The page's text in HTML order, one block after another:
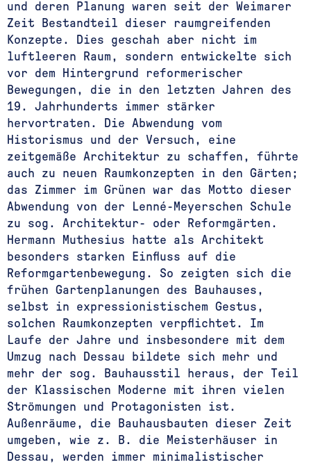
und deren Planung waren seit der Weimarer
Zeit Bestandteil dieser raumgreifenden
Konzepte. Dies geschah aber nicht im
luftleeren Raum, sondern entwickelte sich
vor dem Hintergrund reformerischer
Bewegungen, die in den letzten Jahren des
19. Jahrhunderts immer stärker
hervortraten. Die Abwendung vom
Historismus und der Versuch, eine
zeitgemäße Architektur zu schaffen, führte
auch zu neuen Raumkonzepten in den Gärten;
das Zimmer im Grünen war das Motto dieser
Abwendung von der Lenné-Meyerschen Schule
zu sog. Architektur- oder Reformgärten.
Hermann Muthesius hatte als Architekt
besonders starken Einfluss auf die
Reformgartenbewegung. So zeigten sich die
frühen Gartenplanungen des Bauhauses,
selbst in expressionistischem Gestus,
solchen Raumkonzepten verpflichtet. Im
Laufe der Jahre und insbesondere mit dem
Umzug nach Dessau bildete sich mehr und
mehr der sog. Bauhausstil heraus, der Teil
der Klassischen Moderne mit ihren vielen
Strömungen und Protagonisten ist.
Außenräume, die Bauhausbauten dieser Zeit
umgeben, wie z. B. die Meisterhäuser in
Dessau, werden immer minimalistischer